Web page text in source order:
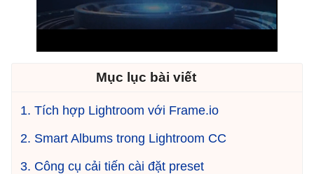
Mục lục bài viết
1. Tích hợp Lightroom với Frame.io
2. Smart Albums trong Lightroom CC
3. Công cụ cải tiến cài đặt preset